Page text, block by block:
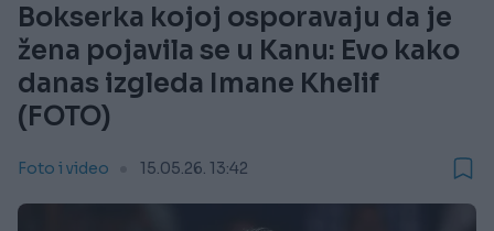
Bokserka kojoj osporavaju da je
žena pojavila se u Kanu: Evo kako
danas izgleda Imane Khelif
(FOTO)
Foto i video 15.05.26. 13:42